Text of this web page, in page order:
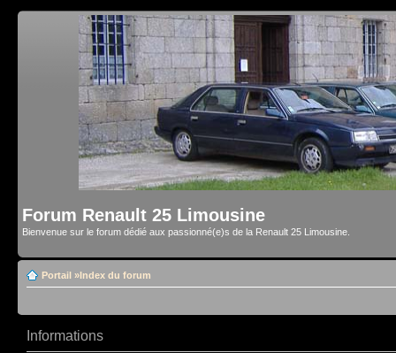
Forum Renault 25 Limousine
Bienvenue sur le forum dédié aux passionné(e)s de la Renault 25 Limousine.
Portail »Index du forum
Informations